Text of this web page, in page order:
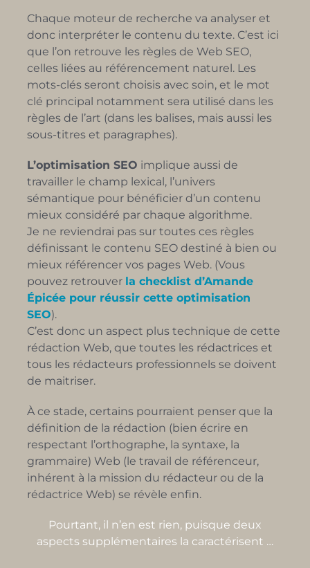
Chaque moteur de recherche va analyser et
donc interpréter le contenu du texte. C’est ici
que l’on retrouve les règles de Web SEO,
celles liées au référencement naturel. Les
mots-clés seront choisis avec soin, et le mot
clé principal notamment sera utilisé dans les
règles de l’art (dans les balises, mais aussi les
sous-titres et paragraphes).
L’optimisation SEO implique aussi de
travailler le champ lexical, l’univers
sémantique pour bénéficier d’un contenu
mieux considéré par chaque algorithme.
Je ne reviendrai pas sur toutes ces règles
définissant le contenu SEO destiné à bien ou
mieux référencer vos pages Web. (Vous
pouvez retrouver la checklist d’Amande
Épicée pour réussir cette optimisation
SEO).
C’est donc un aspect plus technique de cette
rédaction Web, que toutes les rédactrices et
tous les rédacteurs professionnels se doivent
de maitriser.
À ce stade, certains pourraient penser que la
définition de la rédaction (bien écrire en
respectant l’orthographe, la syntaxe, la
grammaire) Web (le travail de référenceur,
inhérent à la mission du rédacteur ou de la
rédactrice Web) se révèle enfin.
Pourtant, il n’en est rien, puisque deux
aspects supplémentaires la caractérisent …